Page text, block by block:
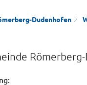
Dudenhofen